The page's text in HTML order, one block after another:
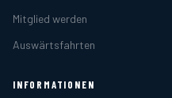
Mitglied werden
Auswärtsfahrten
INFORMATIONEN